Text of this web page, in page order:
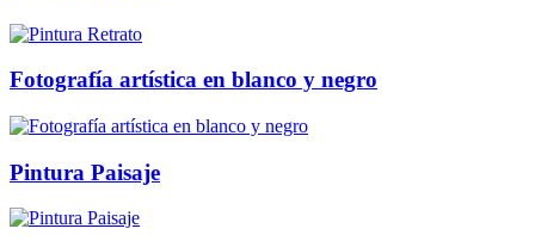
Fotografía artística en blanco y negro
Pintura Paisaje